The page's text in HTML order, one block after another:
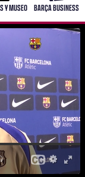
Y MUSEO BARÇA BUSINESS